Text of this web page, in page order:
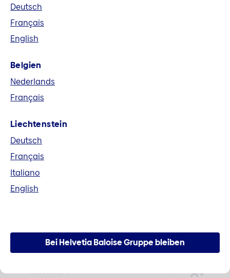
Fusion Helvetia und Baloise
Alle Unterlagen im Zusammenhang mit der
hier heruntergeladen werden.
Zahlen und Fakten
Aktienkurs A+
Deutsch
Français
English
Belgien
Nederlands
Français
Liechtenstein
Deutsch
Français
Italiano
English
Bei Helvetia Baloise Gruppe bleiben